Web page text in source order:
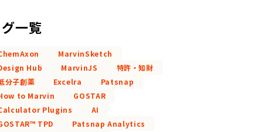
一覧
MarvinSketch
Hub
MarvinJS
特許・知財
分子創薬
Excelra
Patsnap
to Marvin
GOSTAR
Plugins
AI
TPD
Patsnap Analytics